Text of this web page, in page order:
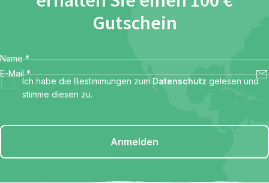
Gutschein
Name *
E-Mail *
Ich habe die Bestimmungen zum Datenschutz gelesen und
stimme diesen zu.
Anmelden